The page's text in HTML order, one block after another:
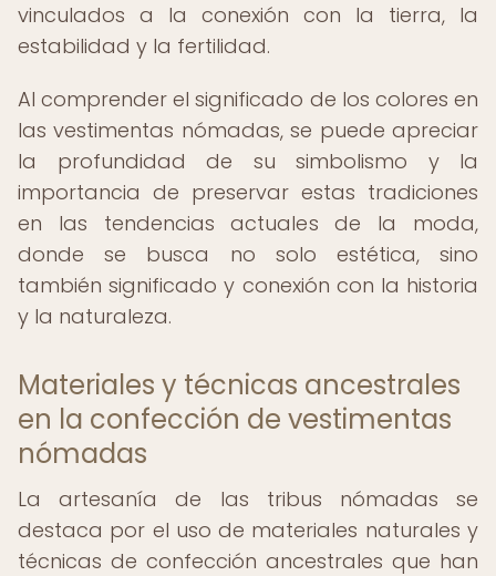
vinculados a la conexión con la tierra, la
estabilidad y la fertilidad.
Al comprender el significado de los colores en
las vestimentas nómadas, se puede apreciar
la profundidad de su simbolismo y la
importancia de preservar estas tradiciones
en las tendencias actuales de la moda,
donde se busca no solo estética, sino
también significado y conexión con la historia
y la naturaleza.
Materiales y técnicas ancestrales
en la confección de vestimentas
nómadas
La artesanía de las tribus nómadas se
destaca por el uso de materiales naturales y
técnicas de confección ancestrales que han